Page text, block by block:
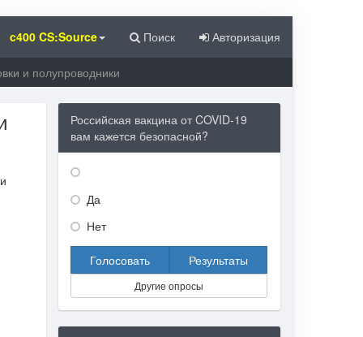
c400 CS:Source Поиск Авторизация
и полупроводники
Российская вакцина от COVID-19
вам кажется безопасной?
Да
Нет
Голосовать Результаты
Другие опросы